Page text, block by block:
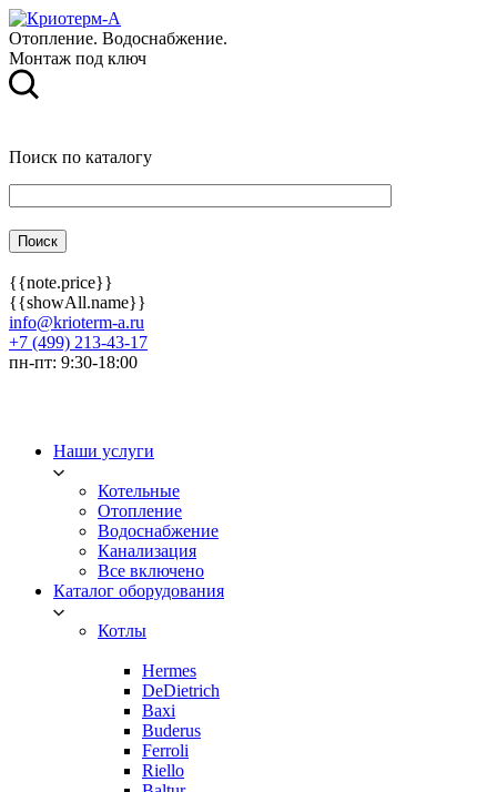
Отопление. Водоснабжение.
Монтаж под ключ
Поиск по каталогу
{{note.price}}
{{showAll.name}}
info@krioterm-a.ru
+7 (499) 213-43-17
пн-пт: 9:30-18:00
Наши услуги
Котельные
Отопление
Водоснабжение
Канализация
Все включено
Каталог оборудования
Котлы
Hermes
DeDietrich
Baxi
Buderus
Ferroli
Riello